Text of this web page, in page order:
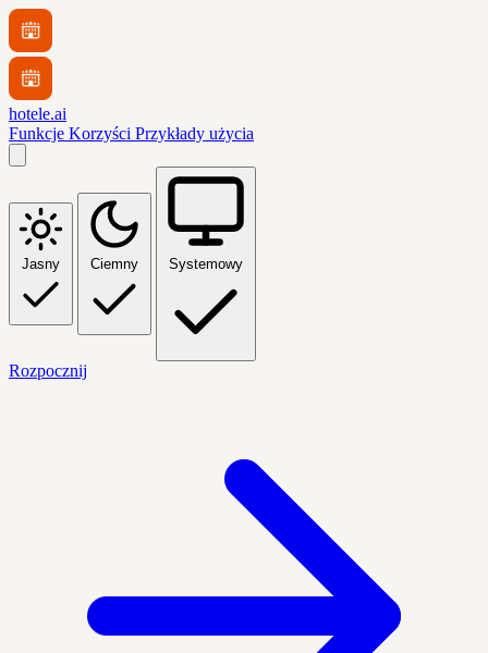
hotele.ai
Funkcje Korzyści Przykłady użycia
Jasny Ciemny Systemowy
Rozpocznij